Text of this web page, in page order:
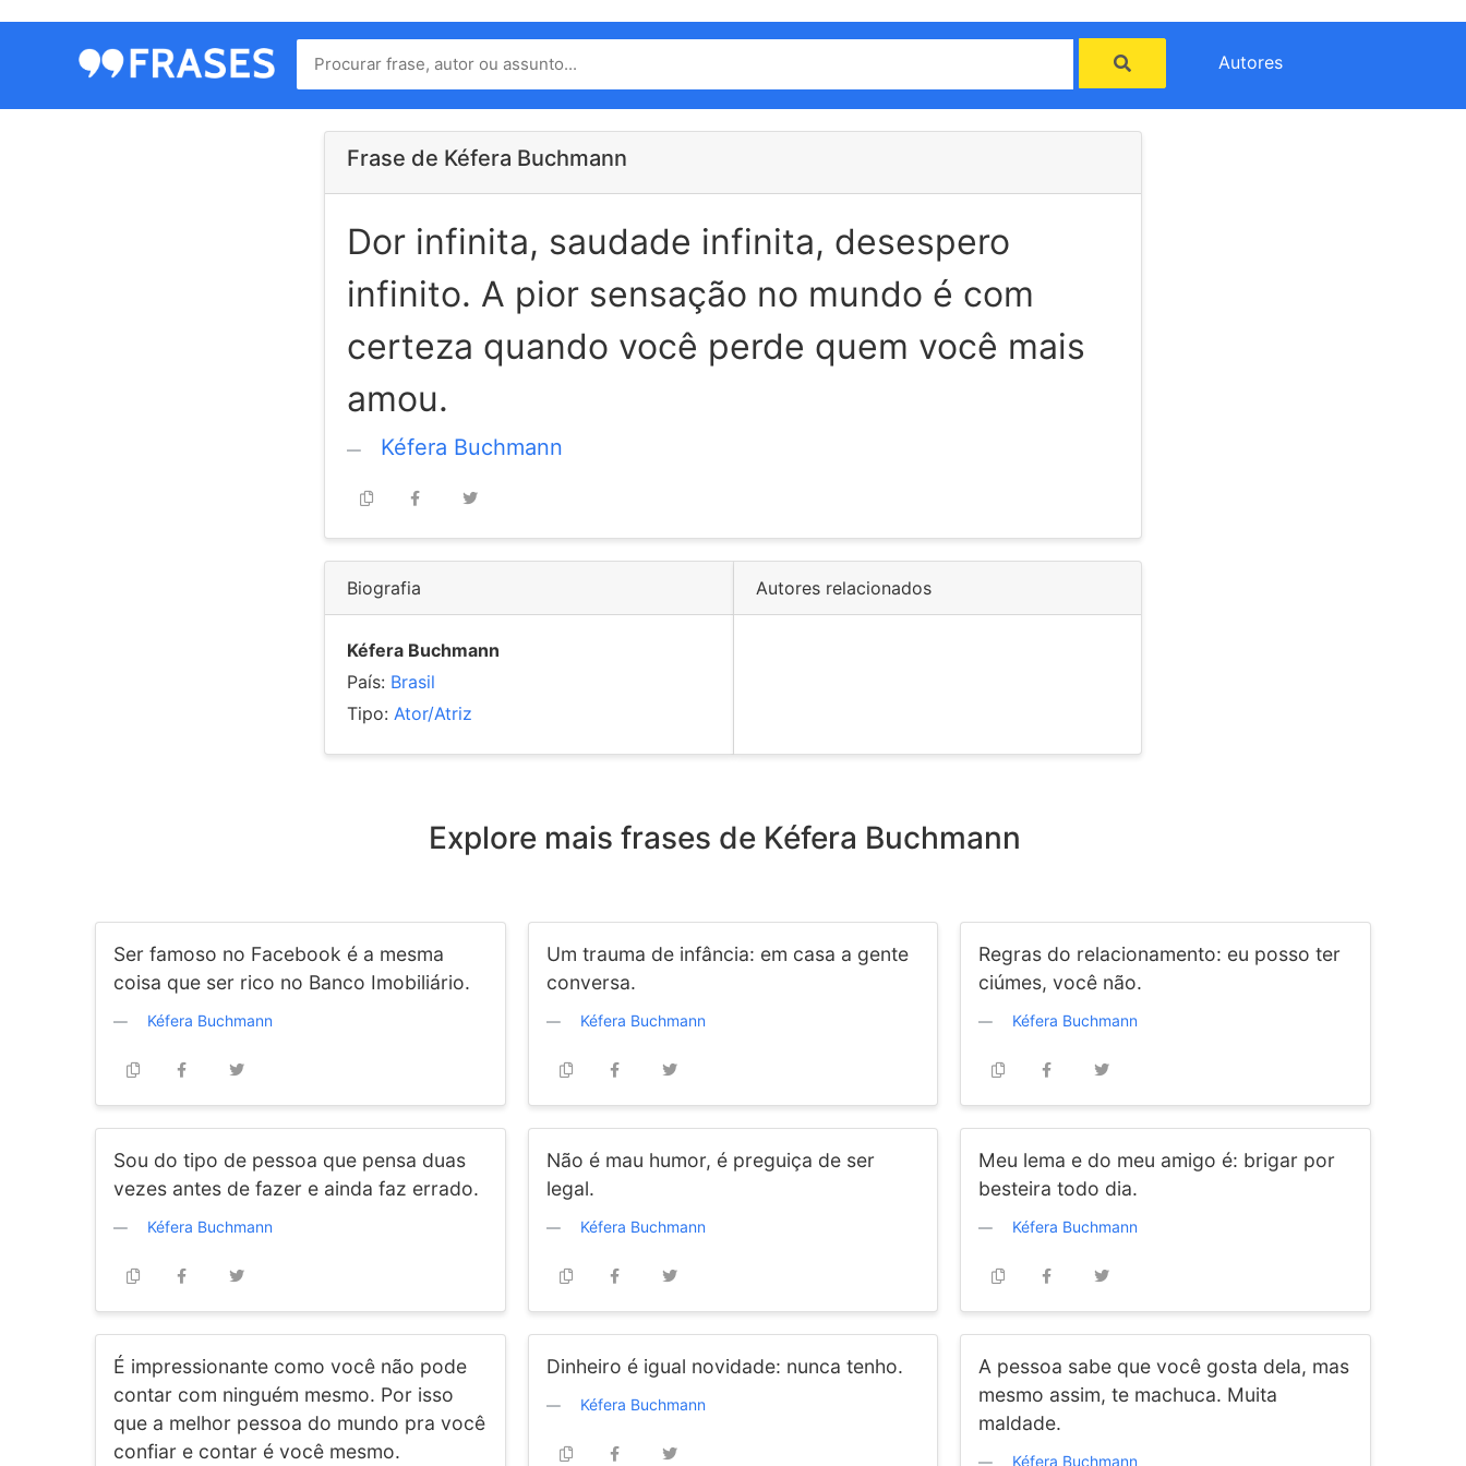
Autores
Menu
Frase de Kéfera Buchmann
Dor infinita, saudade infinita, desespero
infinito. A pior sensação no mundo é com
certeza quando você perde quem você mais
amou.
Kéfera Buchmann
Biografia
Kéfera Buchmann
País: Brasil
Tipo: Ator/Atriz
Autores relacionados
Explore mais frases de Kéfera Buchmann
Ser famoso no Facebook é a mesma
coisa que ser rico no Banco Imobiliário.
Kéfera Buchmann
Sou do tipo de pessoa que pensa duas
vezes antes de fazer e ainda faz errado.
Kéfera Buchmann
É impressionante como você não pode
contar com ninguém mesmo. Por isso
que a melhor pessoa do mundo pra você
confiar e contar é você mesmo.
Um trauma de infância: em casa a gente
conversa.
Kéfera Buchmann
Não é mau humor, é preguiça de ser
legal.
Kéfera Buchmann
Dinheiro é igual novidade: nunca tenho.
Kéfera Buchmann
Regras do relacionamento: eu posso ter
ciúmes, você não.
Kéfera Buchmann
Meu lema e do meu amigo é: brigar por
besteira todo dia.
Kéfera Buchmann
A pessoa sabe que você gosta dela, mas
mesmo assim, te machuca. Muita
maldade.
Kéfera Buchmann